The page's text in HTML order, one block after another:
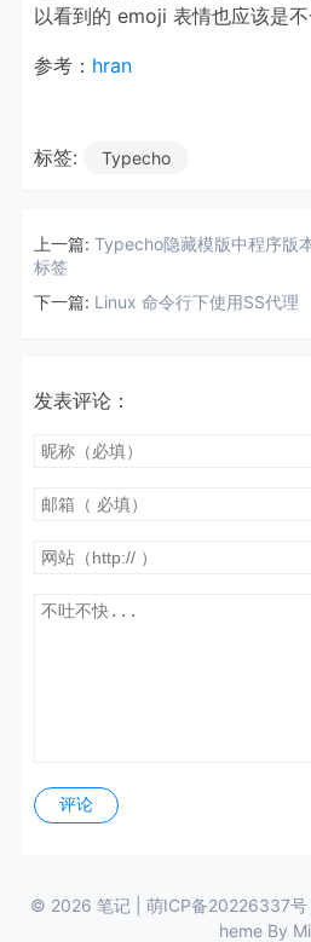
以看到的 emoji 表情也应该是
参考： hran
标签: Typecho
上一篇: Typecho隐藏模版中程序版
标签
下一篇: Linux 命令行下使用SS代理
发表评论：
评论
© 2026 笔记 萌ICP备20226337号
heme By